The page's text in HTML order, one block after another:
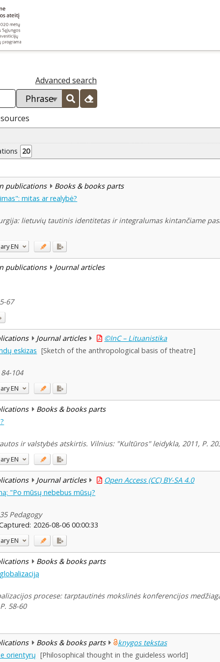
Advanced search
20
publications
Books & books parts
mitas ar realybė?
lietuvių tautinis identitetas ir integralumas kintančiame
EN
publications Journal articles
67
Journal articles
©InC – Lituanistika
eskizas [Sketch of the anthropological basis of theatre]
104
EN
Books & books parts
ir valstybės atskirtis. Vilnius: "Kultūros" leidykla, 2011, P.
EN
Journal articles
Open Access (CC) BY-SA 4.0
"Po mūsų nebebus mūsų?
Pedagogy
2026-08-06 00:00:33
EN
Books & books parts
procese: tarptautinės mokslinės konferencijos
58-60
Books & books parts
knygos tekstas
orientyrų [Philosophical thought in the guideless world]